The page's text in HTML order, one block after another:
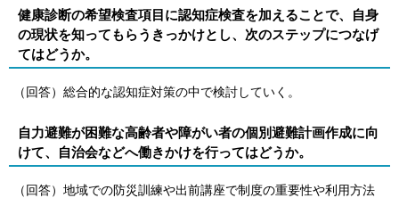
健康診断の希望検査項目に認知症検査を加えることで、自身
の現状を知ってもらうきっかけとし、次のステップにつなげ
てはどうか。
（回答）総合的な認知症対策の中で検討していく。
自力避難が困難な高齢者や障がい者の個別避難計画作成に向
けて、自治会などへ働きかけを行ってはどうか。
（回答）地域での防災訓練や出前講座で制度の重要性や利用方法